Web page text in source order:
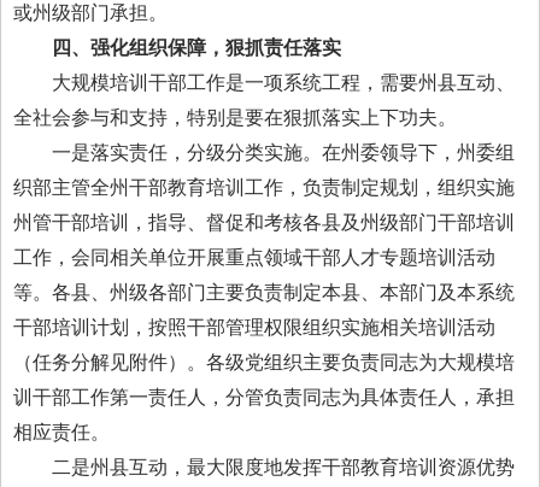
或州级部门承担。
四、强化组织保障，狠抓责任落实
大规模培训干部工作是一项系统工程，需要州县互动、
全社会参与和支持，特别是要在狠抓落实上下功夫。
一是落实责任，分级分类实施。在州委领导下，州委组
织部主管全州干部教育培训工作，负责制定规划，组织实施
州管干部培训，指导、督促和考核各县及州级部门干部培训
工作，会同相关单位开展重点领域干部人才专题培训活动
等。各县、州级各部门主要负责制定本县、本部门及本系统
干部培训计划，按照干部管理权限组织实施相关培训活动
（任务分解见附件）。各级党组织主要负责同志为大规模培
训干部工作第一责任人，分管负责同志为具体责任人，承担
相应责任。
二是州县互动，最大限度地发挥干部教育培训资源优势